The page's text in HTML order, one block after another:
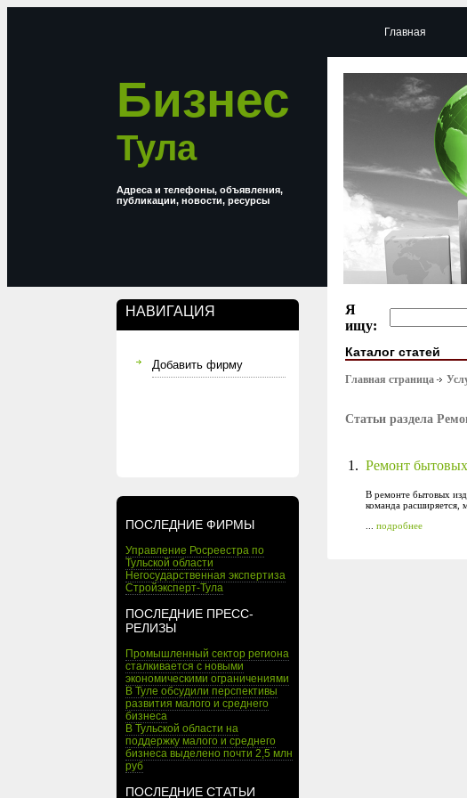
Бизнес
Тула
Адреса и телефоны, объявления,
публикации, новости, ресурсы
НАВИГАЦИЯ
Добавить фирму
ПОСЛЕДНИЕ ФИРМЫ
Управление Росреестра по
Тульской области
Негосударственная экспертиза
Стройэксперт-Тула
ПОСЛЕДНИЕ ПРЕСС-
РЕЛИЗЫ
Промышленный сектор региона
сталкивается с новыми
экономическими ограничениями
В Туле обсудили перспективы
развития малого и среднего
бизнеса
В Тульской области на
поддержку малого и среднего
бизнеса выделено почти 2,5 млн
руб
ПОСЛЕДНИЕ СТАТЬИ
Главная
Я
ищу:
Каталог статей
Главная страница
Статьи раздела
1. Ремонт бытовых
В ремонте бытовых
команда расширяется,
подробнее